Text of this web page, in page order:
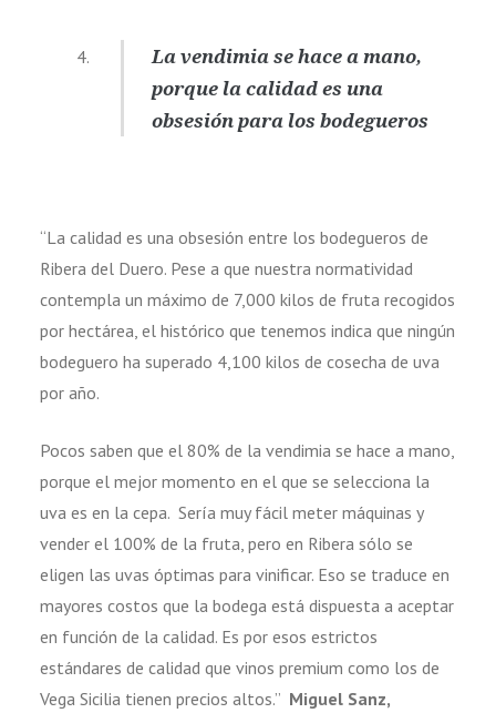
La vendimia se hace a mano,
porque la calidad es una
obsesión para los bodegueros
“La calidad es una obsesión entre los bodegueros de
Ribera del Duero. Pese a que nuestra normatividad
contempla un máximo de 7,000 kilos de fruta recogidos
por hectárea, el histórico que tenemos indica que ningún
bodeguero ha superado 4,100 kilos de cosecha de uva
por año.
Pocos saben que el 80% de la vendimia se hace a mano,
porque el mejor momento en el que se selecciona la
uva es en la cepa. Sería muy fácil meter máquinas y
vender el 100% de la fruta, pero en Ribera sólo se
eligen las uvas óptimas para vinificar. Eso se traduce en
mayores costos que la bodega está dispuesta a aceptar
en función de la calidad. Es por esos estrictos
estándares de calidad que vinos premium como los de
Vega Sicilia tienen precios altos.” Miguel Sanz,